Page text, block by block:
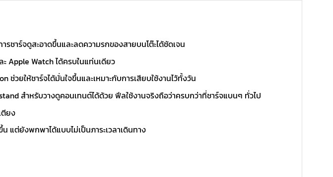
าร์จดูสะอาดขึ้นและลดความรกของสายบนโต๊ะได้ชัดเจน
Apple Watch ได้ครบในแท่นเดียว
ยให้ชาร์จได้มั่นใจขึ้นและเหมาะกับการเสียบใช้งานไว้ทั้งวัน
สำหรับวางดูคอนเทนต์ได้ด้วย ฟีลใช้งานจริงถือว่าครบกว่าที่ชาร์จแบนๆ ทั่วไป
ตียง
แต่ยังพกพาได้แบบไม่เป็นภาระเวลาเดินทาง